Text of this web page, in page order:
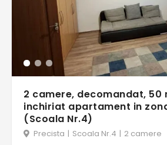
2 camere, decomandat, 50
inchiriat apartament in
(Scoala Nr.4)
Precista | Scoala Nr.4 | 2 camere